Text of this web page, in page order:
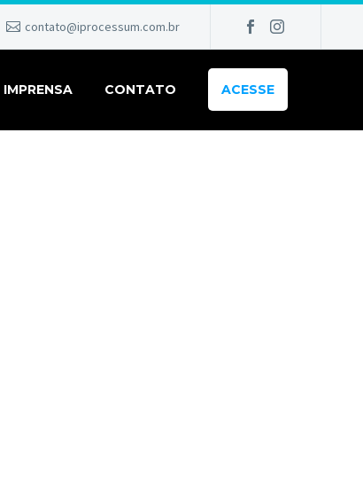
contato@iprocessum.com.br
IMPRENSA CONTATO ACESSE